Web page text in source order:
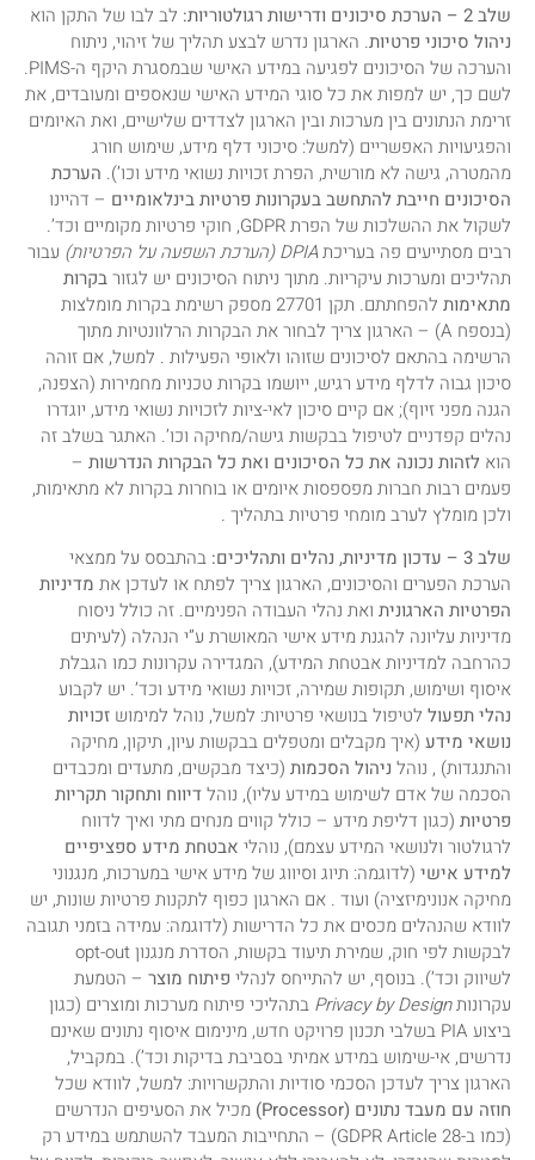
שלב 2 – הערכת סיכונים ודרישות רגולטוריות:
לב לבו של התקן הוא
ניהול סיכוני פרטיות. הארגון נדרש לבצע תהליך של זיהוי, ניתוח
והערכה של הסיכונים לפגיעה במידע האישי שבמסגרת היקף ה-PIMS.
לשם כך, יש למפות את כל סוגי המידע האישי שנאספים ומעובדים, את
זרימת הנתונים בין מערכות ובין הארגון לצדדים שלישיים, ואת האיומים
והפגיעויות האפשריים (למשל: סיכוני דלף מידע, שימוש חורג
מהמטרה, גישה לא מורשית, הפרת זכויות נשואי מידע וכו’). הערכת
הסיכונים חייבת להתחשב בעקרונות פרטיות בינלאומיים – דהיינו
לשקול את ההשלכות של הפרת GDPR, חוקי פרטיות מקומיים וכד’.
רבים מסתייעים פה בעריכתDPIA (הערכת השפעה על הפרטיות)
עבור
תהליכים ומערכות עיקריות. מתוך ניתוח הסיכונים יש לגזורבקרות
מתאימות
להפחתתם. תקן 27701 מספק רשימת בקרות מומלצות
(בנספח A) – הארגון צריך לבחור את הבקרות הרלוונטיות מתוך
הרשימה בהתאם לסיכונים שזוהו ולאופי הפעילות . למשל, אם זוהה
סיכון גבוה לדלף מידע רגיש, ייושמו בקרות טכניות מחמירות (הצפנה,
הגנה מפני זיוף); אם קיים סיכון לאי-ציות לזכויות נשואי מידע, יוגדרו
נהלים קפדניים לטיפול בבקשות גישה/מחיקה וכו’. האתגר בשלב זה
הוא לזהות נכונה את כל הסיכונים ואת כל הבקרות הנדרשות –
פעמים רבות חברות מפספסות איומים או בוחרות בקרות לא מתאימות,
ולכן מומלץ לערב מומחי פרטיות בתהליך .
שלב 3 – עדכון מדיניות, נהלים ותהליכים:
בהתבסס על ממצאי
הערכת הפערים והסיכונים, הארגון צריך לפתח או לעדכן את מדיניות
הפרטיות הארגונית ואת נהלי העבודה הפנימיים. זה כולל ניסוח
מדיניות עליונה להגנת מידע אישי המאושרת ע”י הנהלה (לעיתים
כהרחבה למדיניות אבטחת המידע), המגדירה עקרונות כמו הגבלת
איסוף ושימוש, תקופות שמירה, זכויות נשואי מידע וכד’. יש לקבוע
נהלי תפעול לטיפול בנושאי פרטיות: למשל, נוהל למימוש זכויות
נושאי מידע (איך מקבלים ומטפלים בבקשות עיון, תיקון, מחיקה
והתנגדות) , נוהל ניהול הסכמות (כיצד מבקשים, מתעדים ומכבדים
הסכמה של אדם לשימוש במידע עליו), נוהלדיווח ותחקור תקריות
פרטיות (כגון דליפת מידע – כולל קווים מנחים מתי ואיך לדווח
לרגולטור ולנושאי המידע עצמם), נוהלי אבטחת מידע ספציפיים
למידע אישי (לדוגמה: תיוג וסיווג של מידע אישי במערכות, מנגנוני
מחיקה אנונימיזציה) ועוד . אם הארגון כפוף לתקנות פרטיות שונות, יש
לוודא שהנהלים מכסים את כל הדרישות (לדוגמה: עמידה בזמני תגובה
לבקשות לפי חוק, שמירת תיעוד בקשות, הסדרת מנגנון opt-out
לשיווק וכד’). בנוסף, יש להתייחס לנהלי פיתוח מוצר – הטמעת
עקרונותPrivacy by Design בתהליכי פיתוח מערכות ומוצרים (כגון
ביצוע PIA בשלבי תכנון פרויקט חדש, מינימום איסוף נתונים שאינם
נדרשים, אי-שימוש במידע אמיתי בסביבת בדיקות וכד’). במקביל,
הארגון צריך לעדכן הסכמי סודיות והתקשרויות: למשל, לוודא שכל
חוזה עם מעבד נתונים (Processor)
מכיל את הסעיפים הנדרשים
(כמו ב-GDPR Article 28) – התחייבות המעבד להשתמש במידע רק